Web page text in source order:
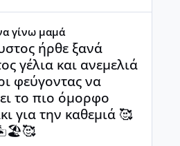
γεμάτος γέλια και
γίνω μαμά
ήρθε ξανά
γέλια και ανεμελιά
φεύγοντας να
το πιο όμορφο
για την καθεμιά 🥰